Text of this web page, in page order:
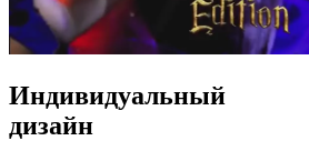
Индивидуальный
дизайн